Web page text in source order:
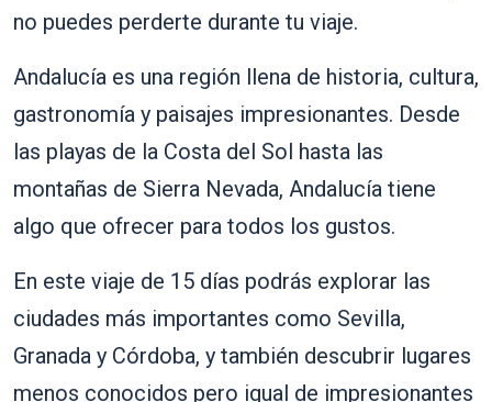
no puedes perderte durante tu viaje.
Andalucía es una región llena de historia, cultura,
gastronomía y paisajes impresionantes. Desde
las playas de la Costa del Sol hasta las
montañas de Sierra Nevada, Andalucía tiene
algo que ofrecer para todos los gustos.
En este viaje de 15 días podrás explorar las
ciudades más importantes como Sevilla,
Granada y Córdoba, y también descubrir lugares
menos conocidos pero igual de impresionantes